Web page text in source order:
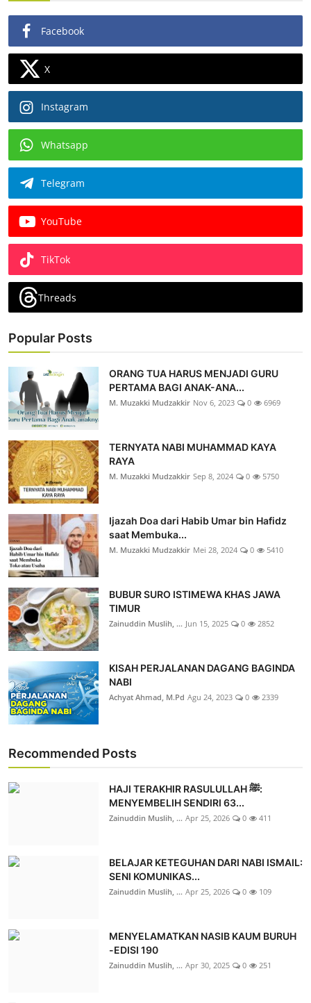
Facebook
X
Instagram
Whatsapp
Telegram
YouTube
TikTok
Threads
Popular Posts
ORANG TUA HARUS MENJADI GURU
PERTAMA BAGI ANAK-ANA...
M. Muzakki Mudzakkir Nov 6, 2023 0 6969
TERNYATA NABI MUHAMMAD KAYA
RAYA
M. Muzakki Mudzakkir Sep 8, 2024 0 5750
Ijazah Doa dari Habib Umar bin Hafidz
saat Membuka...
M. Muzakki Mudzakkir Mei 28, 2024 0 5410
BUBUR SURO ISTIMEWA KHAS JAWA
TIMUR
Zainuddin Muslih, ... Jun 15, 2025 0 2852
KISAH PERJALANAN DAGANG BAGINDA
NABI
Achyat Ahmad, M.Pd Agu 24, 2023 0 2339
Recommended Posts
HAJI TERAKHIR RASULULLAH ﷺ:
MENYEMBELIH SENDIRI 63...
Zainuddin Muslih, ... Apr 25, 2026 0 411
BELAJAR KETEGUHAN DARI NABI ISMAIL:
SENI KOMUNIKAS...
Zainuddin Muslih, ... Apr 25, 2026 0 109
MENYELAMATKAN NASIB KAUM BURUH
-EDISI 190
Zainuddin Muslih, ... Apr 30, 2025 0 251